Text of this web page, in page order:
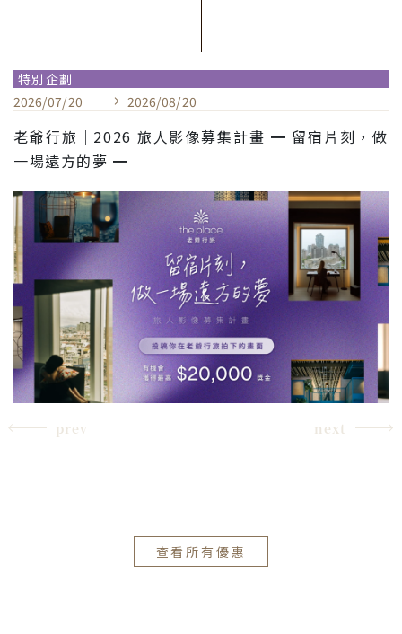
特別企劃
2026/07/20 2026/08/20
老爺行旅｜2026 旅人影像募集計畫 ━ 留宿片刻，做
一場遠方的夢 ━
prev next
查看所有優惠